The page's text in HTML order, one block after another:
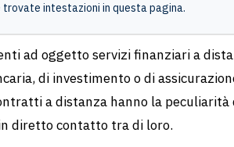
trovate intestazioni in questa pagina.
ad oggetto servizi finanziari a
di investimento o di
a distanza hanno la
diretto contatto tra di loro.